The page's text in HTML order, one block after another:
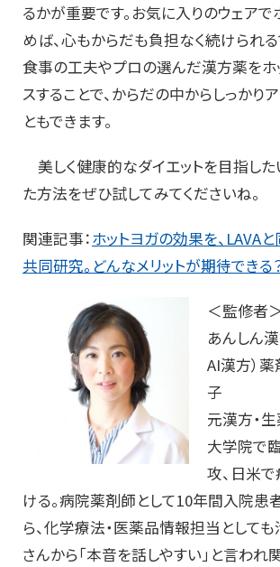
るかが重要です。お気に入りのウェアで
めば、心もからだも負担なく続けられる
食事の工夫やプロの選んだ漢方薬をホ
スすることで、からだの中からしっかり
ともできます。
美しく健康的なダイエットを目指した
た方法をぜひ試してみてくださいね。
関連記事：ホットヨガの効果を、LAVA
共同研究。どんなメリットが期待できる
＜監修者
あんしん
AI漢方）
子
元漢方・
大学院で
攻、日米
ける。病院薬剤師として10年間入院患
ら、化学療法・医薬品情報担当としても
さんから「本音を話しやすい」と言われ